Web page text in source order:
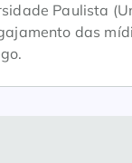
Paulista
das